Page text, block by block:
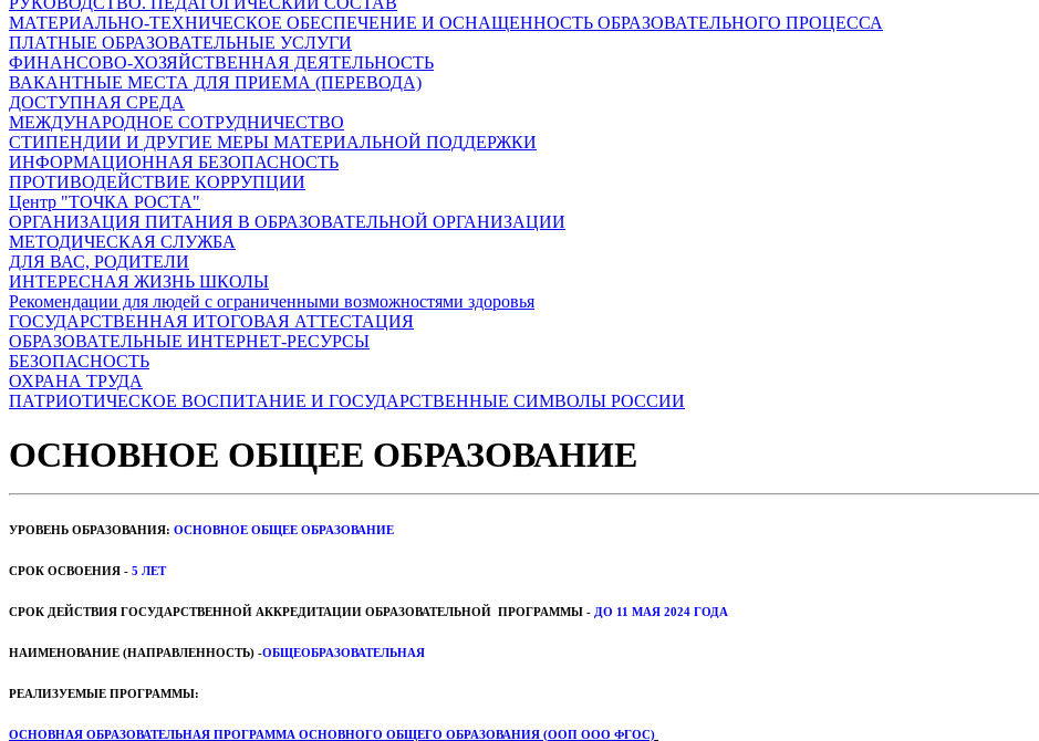
МАТЕРИАЛЬНО-ТЕХНИЧЕСКОЕ ОБЕСПЕЧЕНИЕ И ОСНАЩЕННОСТЬ ОБРАЗОВАТЕЛЬНОГО ПРОЦЕССА
ПЛАТНЫЕ ОБРАЗОВАТЕЛЬНЫЕ УСЛУГИ
ФИНАНСОВО-ХОЗЯЙСТВЕННАЯ ДЕЯТЕЛЬНОСТЬ
ВАКАНТНЫЕ МЕСТА ДЛЯ ПРИЕМА (ПЕРЕВОДА)
ДОСТУПНАЯ СРЕДА
МЕЖДУНАРОДНОЕ СОТРУДНИЧЕСТВО
СТИПЕНДИИ И ДРУГИЕ МЕРЫ МАТЕРИАЛЬНОЙ ПОДДЕРЖКИ
ИНФОРМАЦИОННАЯ БЕЗОПАСНОСТЬ
ПРОТИВОДЕЙСТВИЕ КОРРУПЦИИ
Центр "ТОЧКА РОСТА"
ОРГАНИЗАЦИЯ ПИТАНИЯ В ОБРАЗОВАТЕЛЬНОЙ ОРГАНИЗАЦИИ
МЕТОДИЧЕСКАЯ СЛУЖБА
ДЛЯ ВАС, РОДИТЕЛИ
ИНТЕРЕСНАЯ ЖИЗНЬ ШКОЛЫ
Рекомендации для людей с ограниченными возможностями здоровья
ГОСУДАРСТВЕННАЯ ИТОГОВАЯ АТТЕСТАЦИЯ
ОБРАЗОВАТЕЛЬНЫЕ ИНТЕРНЕТ-РЕСУРСЫ
БЕЗОПАСНОСТЬ
ОХРАНА ТРУДА
ПАТРИОТИЧЕСКОЕ ВОСПИТАНИЕ И ГОСУДАРСТВЕННЫЕ СИМВОЛЫ РОССИИ
ОСНОВНОЕ ОБЩЕЕ ОБРАЗОВАНИЕ
УРОВЕНЬ ОБРАЗОВАНИЯ: ОСНОВНОЕ ОБЩЕЕ ОБРАЗОВАНИЕ
СРОК ОСВОЕНИЯ - 5 ЛЕТ
СРОК ДЕЙСТВИЯ ГОСУДАРСТВЕННОЙ АККРЕДИТАЦИИ ОБРАЗОВАТЕЛЬНОЙ ПРОГРАММЫ - ДО 11 МАЯ 2024 ГОДА
НАИМЕНОВАНИЕ (НАПРАВЛЕННОСТЬ) -ОБЩЕОБРАЗОВАТЕЛЬНАЯ
РЕАЛИЗУЕМЫЕ ПРОГРАММЫ:
ОСНОВНАЯ ОБРАЗОВАТЕЛЬНАЯ ПРОГРАММА ОСНОВНОГО ОБЩЕГО ОБРАЗОВАНИЯ (ООП ООО ФГОС)